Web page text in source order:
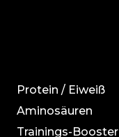
Protein / Eiweiß
Aminosäuren
Trainings-Booster